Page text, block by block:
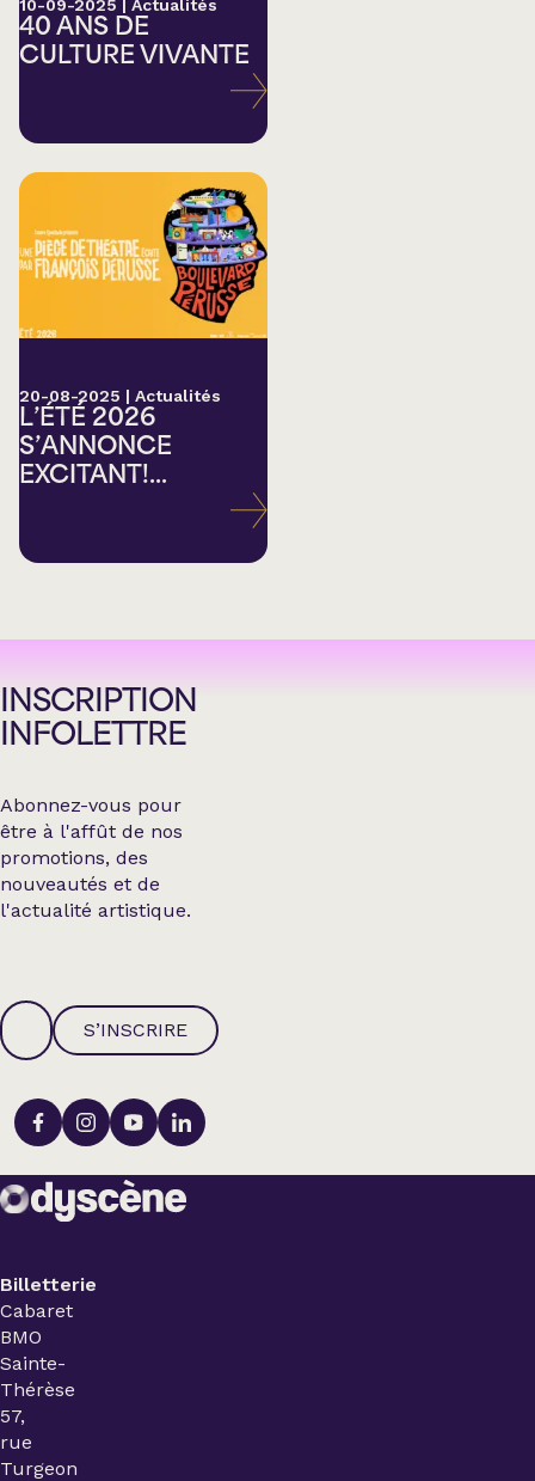
10-09-2025 | Actualités
40 ANS DE
CULTURE VIVANTE
20-08-2025 | Actualités
L’ÉTÉ 2026
S’ANNONCE
EXCITANT!...
INSCRIPTION
INFOLETTRE
Abonnez-vous pour
être à l'affût de nos
promotions, des
nouveautés et de
l'actualité artistique.
S’INSCRIRE
Billetterie
Cabaret
BMO
Sainte-
Thérèse
57,
rue
Turgeon